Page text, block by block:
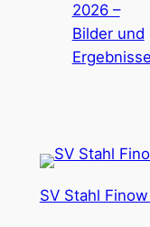
2026 –
Bilder und
Ergebnisse
SV Stahl